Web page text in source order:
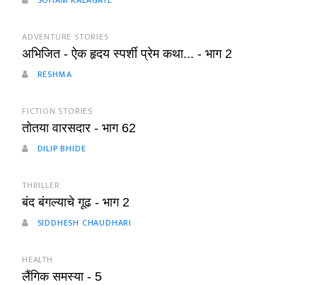
ADVENTURE STORIES
अभिजित - ऐक हृदय स्पर्शी प्रेम कथा... - भाग 2
RESHMA
FICTION STORIES
तोतया वारसदार - भाग 62
DILIP BHIDE
THRILLER
बंद बंगल्याचे गूढ - भाग 2
SIDDHESH CHAUDHARI
HEALTH
लैंगिक समस्या - 5